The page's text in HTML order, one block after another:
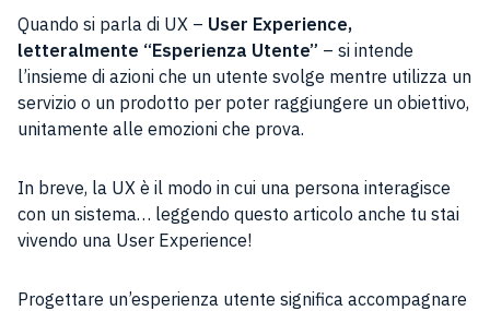
Quando si parla di UX – User Experience,
letteralmente “Esperienza Utente” – si intende
l’insieme di azioni che un utente svolge mentre utilizza un
servizio o un prodotto per poter raggiungere un obiettivo,
unitamente alle emozioni che prova.
In breve, la UX è il modo in cui una persona interagisce
con un sistema… leggendo questo articolo anche tu stai
vivendo una User Experience!
Progettare un’esperienza utente significa accompagnare